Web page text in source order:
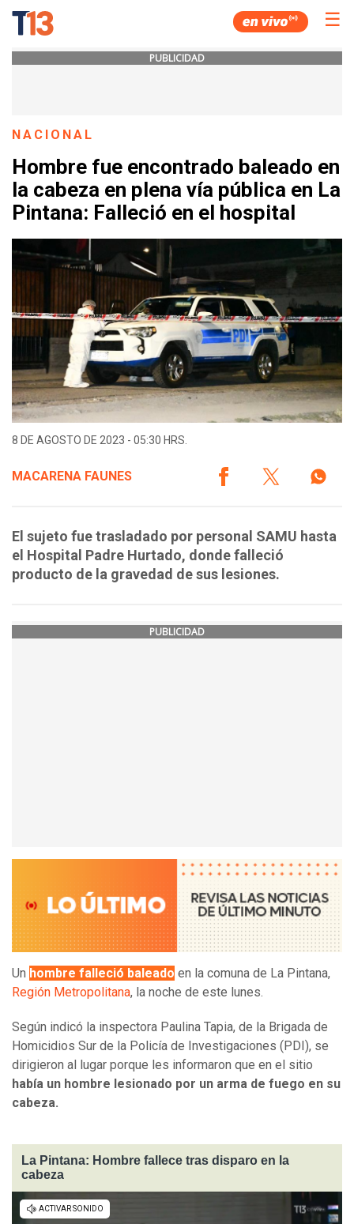
☰
PUBLICIDAD
NACIONAL
Hombre fue encontrado baleado en
la cabeza en plena vía pública en La
Pintana: Falleció en el hospital
8 DE AGOSTO DE 2023 - 05:30 HRS.
MACARENA FAUNES
El sujeto fue trasladado por personal SAMU hasta
el Hospital Padre Hurtado, donde falleció
producto de la gravedad de sus lesiones.
PUBLICIDAD
Un hombre falleció baleado en la comuna de La Pintana,
Región Metropolitana, la noche de este lunes.
Según indicó la inspectora Paulina Tapia, de la Brigada de
Homicidios Sur de la Policía de Investigaciones (PDI), se
dirigieron al lugar porque les informaron que en el sitio
había un hombre lesionado por un arma de fuego en su
cabeza.
La Pintana: Hombre fallece tras disparo en la
cabeza